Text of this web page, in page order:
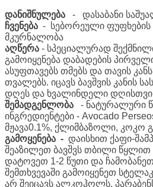
დანიშნულება - დასაბანი
ჩვენება - სებორეული ფუფხების
მკურნალობა
აღწერა - სპეციალურად
გამოიყენება დაბადების
ასუფთავებს თმებს და თავის
თვალებს. იცავს ბავშვის კანის
დღეს და ხვალინდელი
შემადგენლობა - ნატურალური
ინგრედიენტები - Avocado
მჟავა0.1%, ქლიმბაზოლი, კოკო
გამოყენება - დაისხით ქაფი-
შეაზილეთ ბავშვს თბილი
დატოვეთ 1-2 წუთი და
შემთხვევაში გამოიყენეთ
არ შეიცავს ალკოჰოლს,